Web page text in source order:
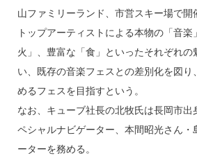
山ファミリーランド、市営スキー場で開
トップアーティストによる本物の「音
火」、豊富な「食」といったそれぞれの
い、既存の音楽フェスとの差別化を図り
めるフェスを目指すという。
なお、キューブ社長の北牧氏は長岡市出
ペシャルナビゲーター、本間昭光さん・
ーターを務める。